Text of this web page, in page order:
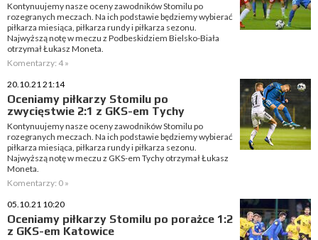
Kontynuujemy nasze oceny zawodników Stomilu po
rozegranych meczach. Na ich podstawie będziemy wybierać
piłkarza miesiąca, piłkarza rundy i piłkarza sezonu.
Najwyższą notę w meczu z Podbeskidziem Bielsko-Biała
otrzymał Łukasz Moneta.
Komentarzy: 4 »
20.10.21 21:14
Oceniamy piłkarzy Stomilu po
zwycięstwie 2:1 z GKS-em Tychy
Kontynuujemy nasze oceny zawodników Stomilu po
rozegranych meczach. Na ich podstawie będziemy wybierać
piłkarza miesiąca, piłkarza rundy i piłkarza sezonu.
Najwyższą notę w meczu z GKS-em Tychy otrzymał Łukasz
Moneta.
Komentarzy: 0 »
05.10.21 10:20
Oceniamy piłkarzy Stomilu po porażce 1:2
z GKS-em Katowice